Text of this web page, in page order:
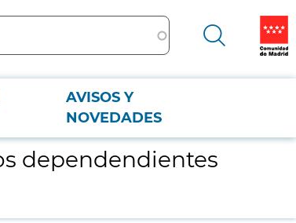
AVISOS Y
NOVEDADES
dependendientes